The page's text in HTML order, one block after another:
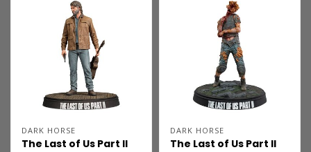
DARK HORSE
The Last of Us Part II
DARK HORSE
The Last of Us Part II